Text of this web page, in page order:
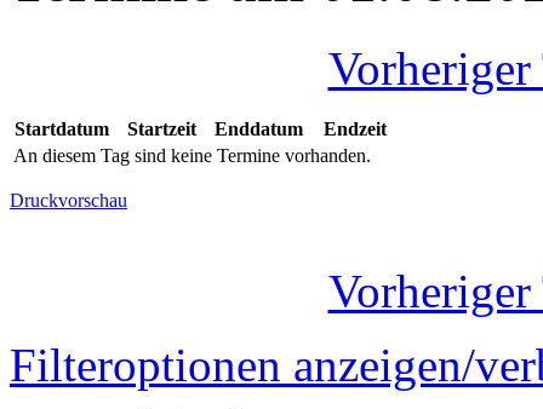
Vorheriger
Startdatum Startzeit Enddatum
Endzeit
An diesem Tag sind keine Termine vorhanden.
Druckvorschau
Vorheriger
Filteroptionen anzeigen/